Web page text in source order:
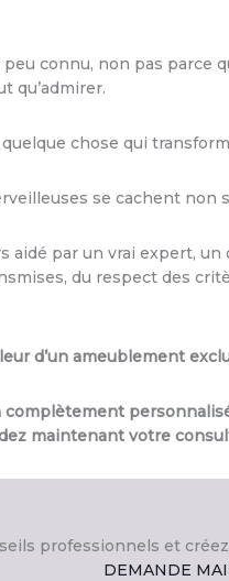
connu, non pas parce
qu’admirer.
chose qui
se cachent
aidé par un vrai expert,
du respect des
d’un ameublement
complètement
maintenant votre
professionnels et
DEMANDE